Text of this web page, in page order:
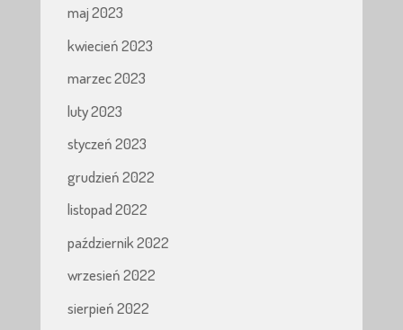
maj 2023
kwiecień 2023
marzec 2023
luty 2023
styczeń 2023
grudzień 2022
listopad 2022
październik 2022
wrzesień 2022
sierpień 2022